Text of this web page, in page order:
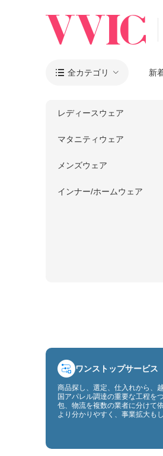
 全カテゴリ 新
レディースウェア
マタニティウェア
メンズウェア
インナー/ホームウェア
ワンストップサービス
商品探し、選定、仕入れから、
国アパレル調達の重要な工程を
包、物流を複数の業者に分けて
より分かりやすく、事業拡大も